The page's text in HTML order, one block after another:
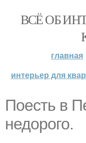
ВСЁ ОБ
главная
интерьер для
Поесть в
недорого.